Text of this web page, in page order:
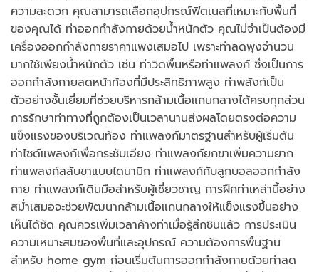
ความสะดวก คุณสามารถเลือกอุปกรณ์ฟิตเนสที่เหมาะกับพื้นที่
ของคุณได้ ท่าออกกำลังกายด้วยน้ำหนักตัว คุณไม่จำเป็นต้องมี
เครื่องออกกำลังกายราคาแพงเสมอไป เพราะท่าลดพุงจำนวน
มากใช้เพียงน้ำหนักตัว เช่น ท่าวิดพื้นหรือท่าแพลงก์ ซึ่งเป็นการ
ออกกำลังกายลดหน้าท้องที่มีประสิทธิภาพสูง ท่าพลังก์เป็น
ตัวอย่างชั้นเยี่ยมที่ช่วยบริหารกล้ามเนื้อแกนกลางได้ครบทุกส่วน
การรักษาท่าทางที่ถูกต้องเป็นเวลานานส่งผลโดยตรงต่อความ
แข็งแรงของบริเวณท้อง ท่าแพลงก์มาตรฐานสำหรับผู้เริ่มต้น
ท่าไซด์แพลงก์เพื่อกระชับเอียง ท่าแพลงก์ยกขาเพิ่มความยาก
ท่าแพลงก์สลับขาแบบไดนามิก ท่าแพลงก์กับลูกบอลออกกำลัง
กาย ท่าแพลงก์เดินมือสำหรับผู้เชี่ยวชาญ การฝึกท่าเหล่านี้อย่าง
สม่ำเสมอจะช่วยพัฒนากล้ามเนื้อแกนกลางให้แข็งแรงขึ้นอย่าง
เห็นได้ชัด คุณควรเพิ่มเวลาค้างท่าเมื่อรู้สึกชินแล้ว การประเมิน
ความเหมาะสมของพื้นที่และอุปกรณ์ ความต้องการพื้นฐาน
สำหรับ home gym ก่อนเริ่มต้นการออกกำลังกายด้วยท่าลด